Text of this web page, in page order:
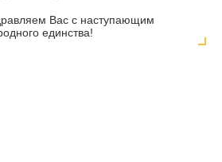
Вас с наступающим
единства!